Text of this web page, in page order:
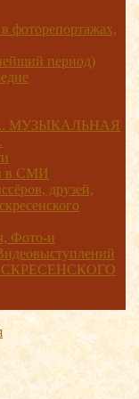
фоторепортажах,
период)
МУЗЫКАЛЬНАЯ
в СМИ
друзей,
Фото-и